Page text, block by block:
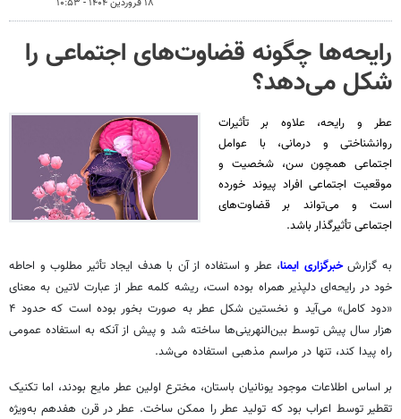
۱۸ فروردین ۱۴۰۴ - ۱۰:۵۳
رایحه‌ها چگونه قضاوت‌های اجتماعی را
شکل می‌دهد؟
عطر و رایحه، علاوه بر تأثیرات
روانشناختی و درمانی، با عوامل
اجتماعی همچون سن، شخصیت و
موقعیت اجتماعی افراد پیوند خورده
است و می‌تواند بر قضاوت‌های
اجتماعی تأثیرگذار باشد.
به گزارشخبرگزاری ایمنا، عطر و استفاده از آن با هدف ایجاد تأثیر مطلوب و احاطه
خود در رایحه‌ای دلپذیر همراه بوده است، ریشه کلمه عطر از عبارت لاتین به معنای
«دود کامل» می‌آید و نخستین شکل عطر به صورت بخور بوده است که حدود ۴
هزار سال پیش توسط بین‌النهرینی‌ها ساخته شد و پیش از آنکه به استفاده عمومی
راه پیدا کند، تنها در مراسم مذهبی استفاده می‌شد.
بر اساس اطلاعات موجود یونانیان باستان، مخترع اولین عطر مایع بودند، اما تکنیک
تقطیر توسط اعراب بود که تولید عطر را ممکن ساخت. عطر در قرن هفدهم به‌ویژه